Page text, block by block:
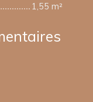
1,55 m²